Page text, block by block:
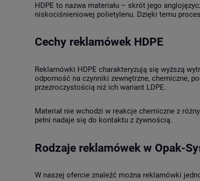
HDPE to nazwa materiału – skrót jego
niskociśnieniowej polietylenu. Dzięki temu
Cechy reklamówek HDPE
Reklamówki HDPE charakteryzują się wyższą
odporność na czynniki zewnętrzne, chemiczne,
przezroczystością niż ich wariant LDPE.
Materiał nie wchodzi w reakcje chemiczne z
pełni nadaje się do kontaktu z żywnością.
Rodzaje reklamówek w Opak-
W naszej ofercie znaleźć można reklamówki